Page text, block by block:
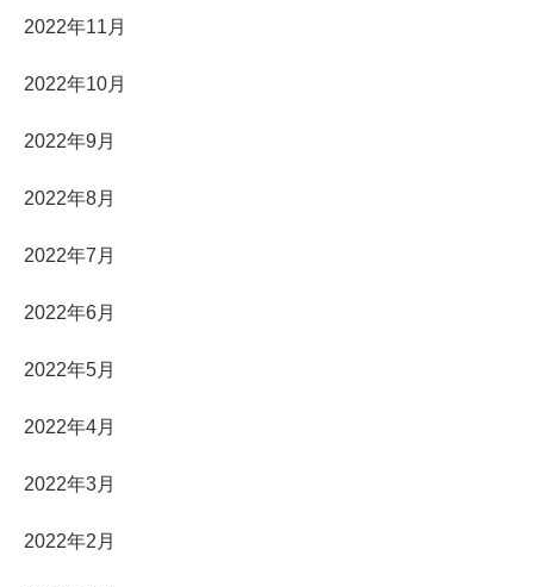
2022年11月
2022年10月
2022年9月
2022年8月
2022年7月
2022年6月
2022年5月
2022年4月
2022年3月
2022年2月